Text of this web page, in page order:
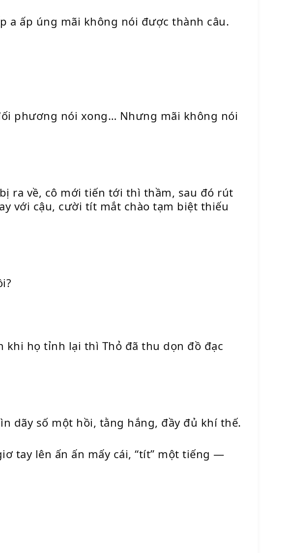
a ấp úng mãi không nói được thành câu.
phương nói xong… Nhưng mãi không nói
ra về, cô mới tiến tới thì thầm, sau đó rút
với cậu, cười tít mắt chào tạm biệt thiếu
khi họ tỉnh lại thì Thỏ đã thu dọn đồ đạc
dãy số một hồi, tằng hắng, đầy đủ khí thế.
tay lên ấn ấn mấy cái, “tít” một tiếng —